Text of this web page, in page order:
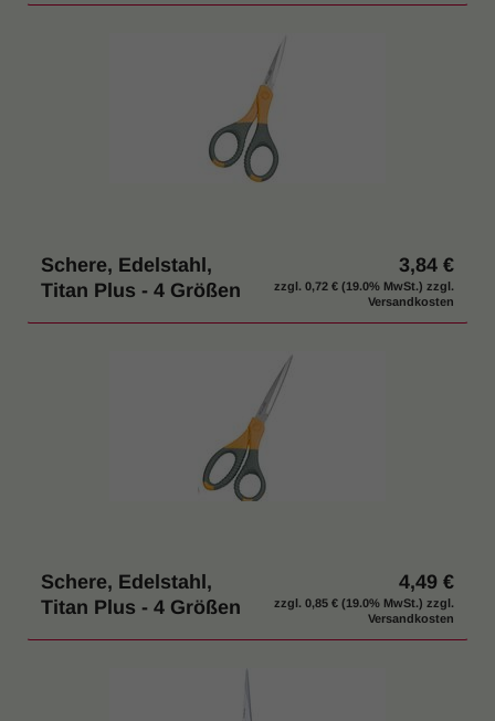
Schere, Edelstahl,
Titan Plus - 4 Größen
3,84 €
zzgl. 0,72 € (19.0% MwSt.) zzgl.
Versandkosten
Schere, Edelstahl,
Titan Plus - 4 Größen
4,49 €
zzgl. 0,85 € (19.0% MwSt.) zzgl.
Versandkosten